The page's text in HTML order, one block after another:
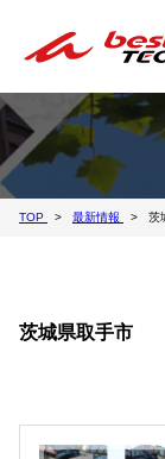
TOP 最新情報 茨
茨城県取手市